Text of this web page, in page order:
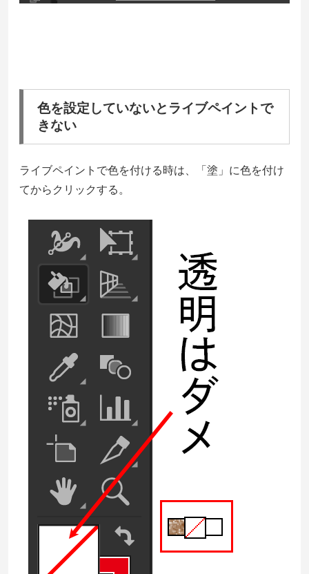
色を設定していないとライブペイントで
きない
ライブペイントで色を付ける時は、「塗」に色を付け
てからクリックする。